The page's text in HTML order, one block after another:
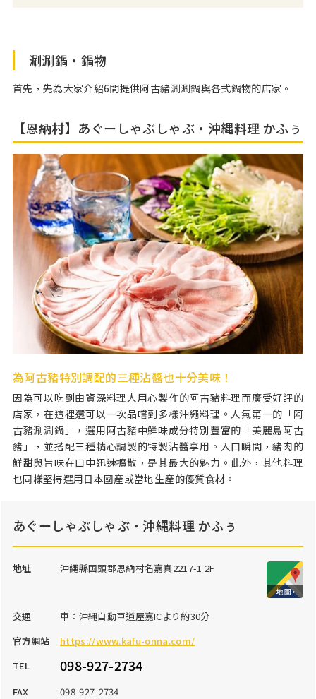
涮涮鍋・鍋物
首先，先為大家介紹6間提供阿古豬涮涮鍋與各式鍋物的店家。
【恩納村】あぐーしゃぶしゃぶ・沖縄料理 かふぅ
為阿古豬特別調配的三種沾醬也十分美味！
因為可以吃到由資深料理人用心製作的阿古豬料理而廣受好評的
店家，在這裡還可以一次品嚐到多樣沖繩料理。人氣第一的「阿
古豬涮涮鍋」，選用阿古豬中鮮味成分特別豐富的「美麗島阿古
豬」，並搭配三種精心調製的特製沾醬享用。入口瞬間，豬肉的
鮮甜與旨味在口中迅速擴散，是其最大的魅力。此外，其他料理
也同樣堅持選用日本國產或當地生產的優質食材。
あぐーしゃぶしゃぶ・沖縄料理 かふぅ
地址 沖繩縣国頭郡恩納村名嘉真2217-1 2F
交通
車：沖縄自動車道屋嘉ICより約30分
官方網站
https://www.kafu-onna.com/
TEL
098-927-2734
FAX
098-927-2734